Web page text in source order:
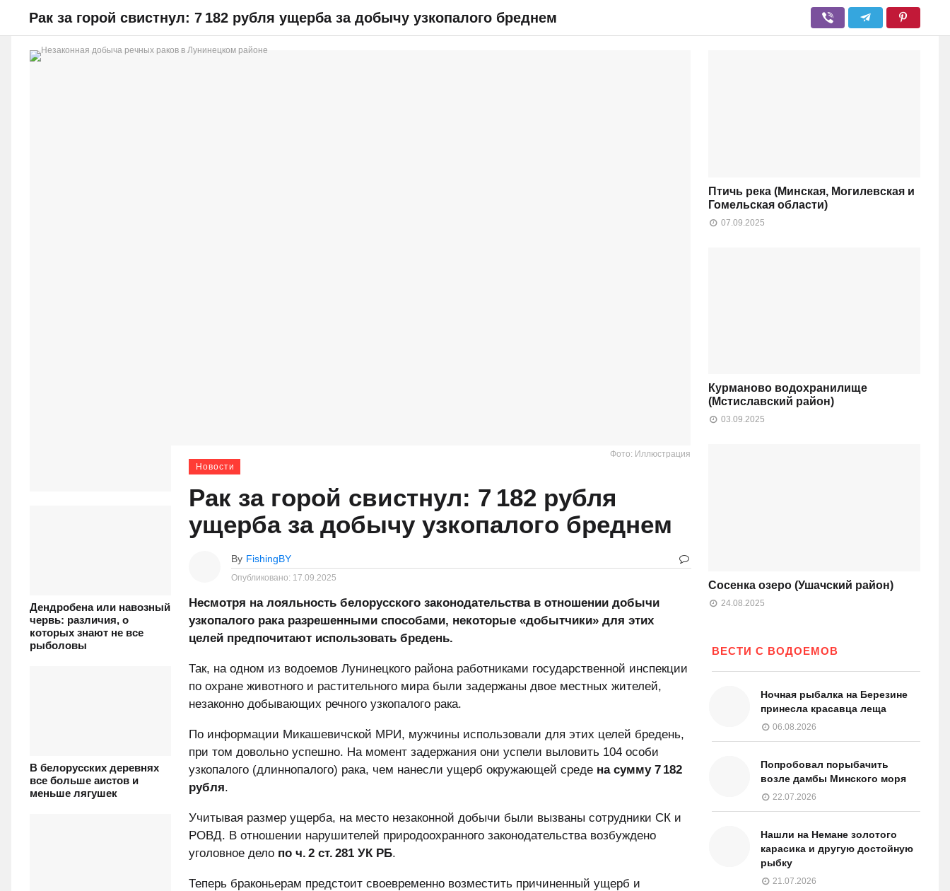
НОВОСТИ СПРАВОЧНИК ВОПРОС & ОТВЕТ ОТЧЕТЫ
Рак за горой свистнул: 7 182 рубля ущерба за добычу узкопалого бреднем
Фото: Иллюстрация
Дендробена или навозный
червь: различия, о
которых знают не все
рыболовы
В белорусских деревнях
все больше аистов и
меньше лягушек
Новости
Рак за горой свистнул: 7 182 рубля
ущерба за добычу узкопалого бреднем
By FishingBY
Опубликовано: 17.09.2025
Несмотря на лояльность белорусского законодательства в отношении добычи
узкопалого рака разрешенными способами, некоторые «добытчики» для этих
целей предпочитают использовать бредень.
Так, на одном из водоемов Лунинецкого района работниками государственной инспекции
по охране животного и растительного мира были задержаны двое местных жителей,
незаконно добывающих речного узкопалого рака.
По информации Микашевичской МРИ, мужчины использовали для этих целей бредень,
при том довольно успешно. На момент задержания они успели выловить 104 особи
узкопалого (длиннопалого) рака, чем нанесли ущерб окружающей среде на сумму 7 182
рубля.
Учитывая размер ущерба, на место незаконной добычи были вызваны сотрудники СК и
РОВД. В отношении нарушителей природоохранного законодательства возбуждено
уголовное дело по ч. 2 ст. 281 УК РБ.
Теперь браконьерам предстоит своевременно возместить причиненный ущерб и
Птичь река (Минская, Могилевская и
Гомельская области)
07.09.2025
Курманово водохранилище
(Мстиславский район)
03.09.2025
Сосенка озеро (Ушачский район)
24.08.2025
ВЕСТИ С ВОДОЕМОВ
Ночная рыбалка на Березине
принесла красавца леща
06.08.2026
Попробовал порыбачить
возле дамбы Минского моря
22.07.2026
Нашли на Немане золотого
карасика и другую достойную
рыбку
21.07.2026